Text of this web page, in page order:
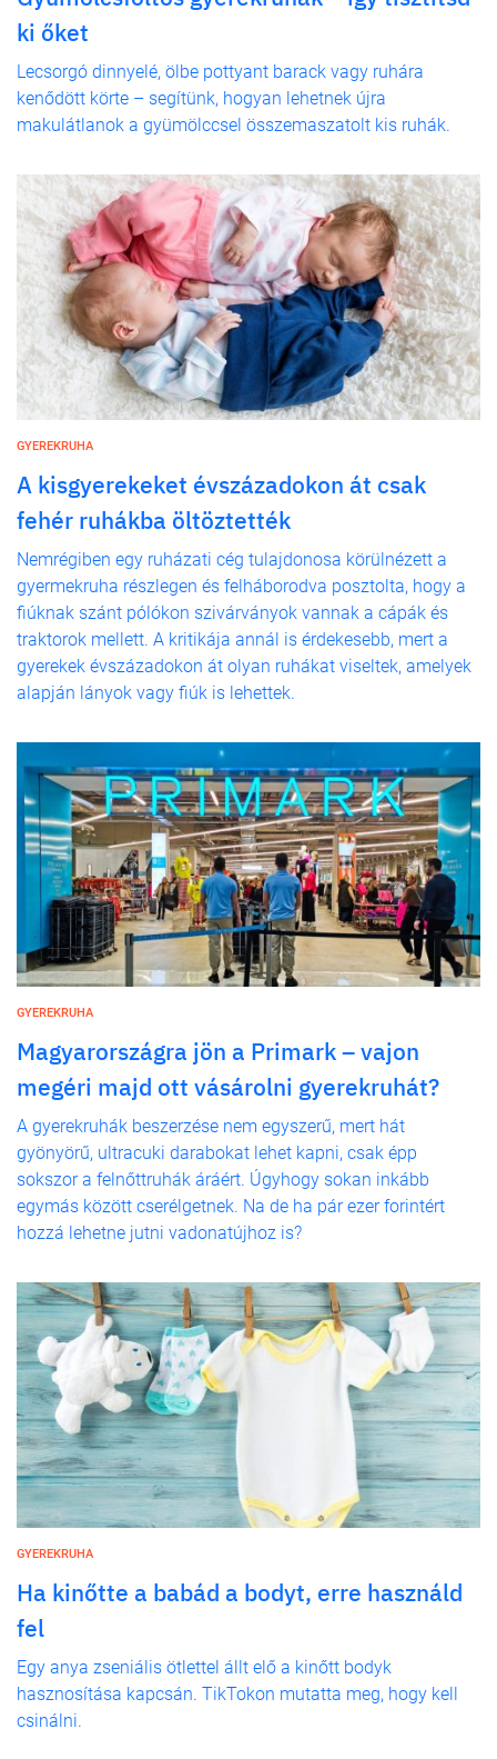
ki őket
Lecsorgó dinnyelé, ölbe pottyant barack vagy ruhára
kenődött körte – segítünk, hogyan lehetnek újra
makulátlanok a gyümölccsel összemaszatolt kis ruhák.
GYEREKRUHA
A kisgyerekeket évszázadokon át csak
fehér ruhákba öltöztették
Nemrégiben egy ruházati cég tulajdonosa körülnézett a
gyermekruha részlegen és felháborodva posztolta, hogy a
fiúknak szánt pólókon szivárványok vannak a cápák és
traktorok mellett. A kritikája annál is érdekesebb, mert a
gyerekek évszázadokon át olyan ruhákat viseltek, amelyek
alapján lányok vagy fiúk is lehettek.
GYEREKRUHA
Magyarországra jön a Primark – vajon
megéri majd ott vásárolni gyerekruhát?
A gyerekruhák beszerzése nem egyszerű, mert hát
gyönyörű, ultracuki darabokat lehet kapni, csak épp
sokszor a felnőttruhák áráért. Úgyhogy sokan inkább
egymás között cserélgetnek. Na de ha pár ezer forintért
hozzá lehetne jutni vadonatújhoz is?
GYEREKRUHA
Ha kinőtte a babád a bodyt, erre használd
fel
Egy anya zseniális ötlettel állt elő a kinőtt bodyk
hasznosítása kapcsán. TikTokon mutatta meg, hogy kell
csinálni.